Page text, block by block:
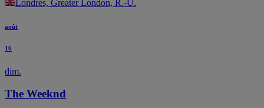
Londres, Greater London, R.-U.
août
16
dim.
The Weeknd